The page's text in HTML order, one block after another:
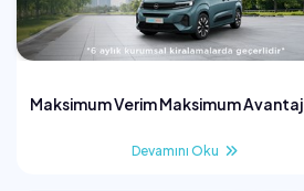
Maksimum Verim Maksimum Avantaj
Devamını Oku